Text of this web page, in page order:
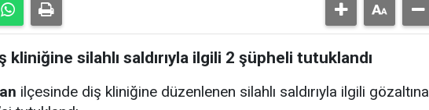
kliniğine silahlı saldırıyla ilgili 2 şüpheli tutuklandı
ilçesinde diş kliniğine düzenlenen silahlı saldırıyla ilgili gözaltına